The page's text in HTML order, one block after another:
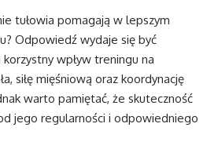
tułowia pomagają w lepszym
Odpowiedź wydaje się być
wpływ treningu na
siłę mięśniową oraz koordynację
warto pamiętać, że skuteczność
jego regularności i odpowiedniego